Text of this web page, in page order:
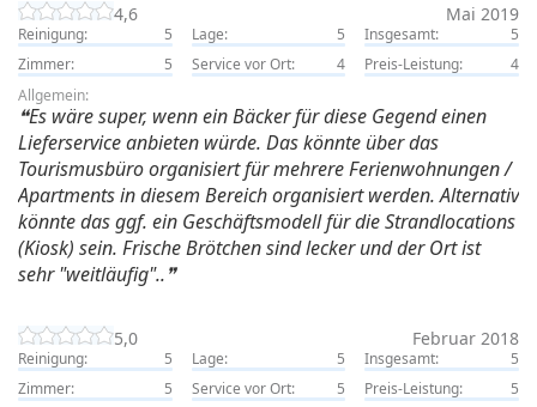
4,6 Mai 2019
Reinigung: 5 Lage: 5 Insgesamt:
5
Zimmer:
5 Service vor Ort: 4 Preis-Leistung:
4
Allgemein:
Es wäre super, wenn ein Bäcker für diese Gegend einen
Lieferservice anbieten würde. Das könnte über das
Tourismusbüro organisiert für mehrere Ferienwohnungen /
Apartments in diesem Bereich organisiert werden. Alternativ
könnte das ggf. ein Geschäftsmodell für die Strandlocations
(Kiosk) sein. Frische Brötchen sind lecker und der Ort ist
sehr "weitläufig"..
5,0 Februar 2018
Reinigung: 5 Lage: 5 Insgesamt:
5
Zimmer:
5 Service vor Ort: 5 Preis-Leistung:
5